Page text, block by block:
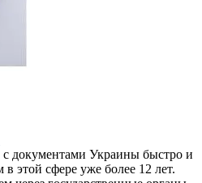
Украины быстро и
этой сфере уже более 12 лет.